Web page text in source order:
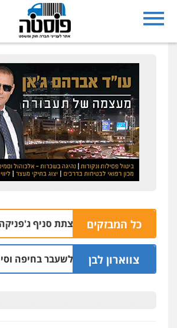
כל המבזקים
בחשד למעורבות בהצתת סניף ג'פניקה
צווארון לבן
אישום: יו"ר ש"ס לשעבר בחיפה